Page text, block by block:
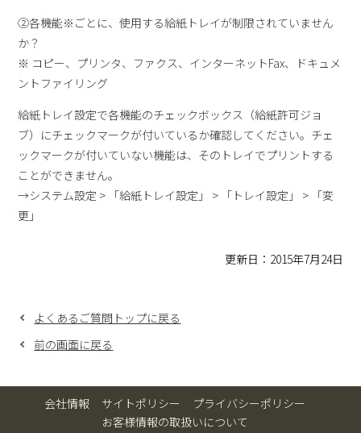
②各機能※ごとに、使用する給紙トレイが制限されていません
か？
※ コピー、プリンタ、ファクス、インターネットFax、ドキュメ
ントファイリング
給紙トレイ設定で各機能のチェックボックス（給紙許可ジョ
ブ）にチェックマークが付いているか確認してください。チェ
ックマークが付いていない機能は、そのトレイでプリントする
ことができません。
→システム設定 > 「給紙トレイ設定」 > 「トレイ設定」 > 「変
更」
更新日：2015年7月24日
よくあるご質問トップに戻る
前の画面に戻る
会社情報 サイトポリシー
プライバシーポリシー
お客様情報の取扱いについて